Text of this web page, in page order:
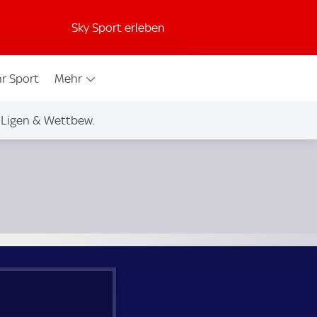
Sky Sport erleben
Sport Mehr
Ligen & Wettbew.